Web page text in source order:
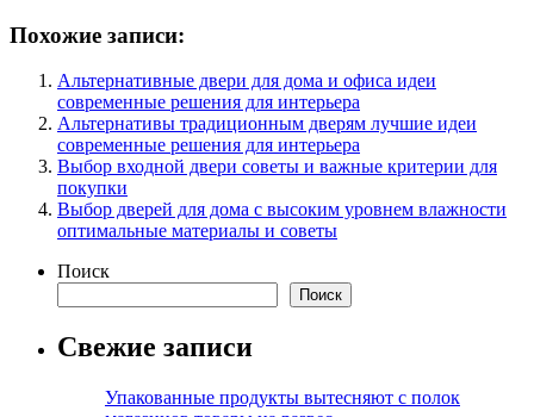
Похожие записи:
Альтернативные двери для дома и офиса идеи
современные решения для интерьера
Альтернативы традиционным дверям лучшие идеи
современные решения для интерьера
Выбор входной двери советы и важные критерии для
покупки
Выбор дверей для дома с высоким уровнем влажности
оптимальные материалы и советы
Поиск
Поиск
Свежие записи
Упакованные продукты вытесняют с полок